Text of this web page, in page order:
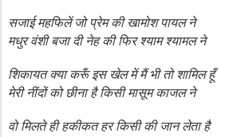
सजाई महफिलें जो प्रेम की खामोश पायल ने
मधुर वंशी बजा दी नेह की फिर श्याम श्यामल ने
शिकायत क्या करूँ इस खेल में मैं भी तो शामिल हूँ
मेरी नींदों को छीना है किसी मासूम काजल ने
वो मिलते ही हकीकत हर किसी की जान लेता है